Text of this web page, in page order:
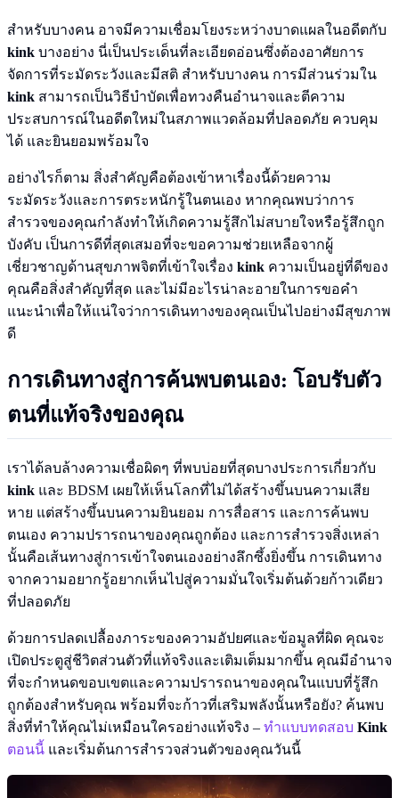
สำหรับบางคน อาจมีความเชื่อมโยงระหว่างบาดแผลในอดีตกับ
kink บางอย่าง นี่เป็นประเด็นที่ละเอียดอ่อนซึ่งต้องอาศัยการ
จัดการที่ระมัดระวังและมีสติ สำหรับบางคน การมีส่วนร่วมใน
kink สามารถเป็นวิธีบำบัดเพื่อทวงคืนอำนาจและตีความ
ประสบการณ์ในอดีตใหม่ในสภาพแวดล้อมที่ปลอดภัย ควบคุม
ได้ และยินยอมพร้อมใจ
อย่างไรก็ตาม สิ่งสำคัญคือต้องเข้าหาเรื่องนี้ด้วยความ
ระมัดระวังและการตระหนักรู้ในตนเอง หากคุณพบว่าการ
สำรวจของคุณกำลังทำให้เกิดความรู้สึกไม่สบายใจหรือรู้สึกถูก
บังคับ เป็นการดีที่สุดเสมอที่จะขอความช่วยเหลือจากผู้
เชี่ยวชาญด้านสุขภาพจิตที่เข้าใจเรื่อง kink ความเป็นอยู่ที่ดีของ
คุณคือสิ่งสำคัญที่สุด และไม่มีอะไรน่าละอายในการขอคำ
แนะนำเพื่อให้แน่ใจว่าการเดินทางของคุณเป็นไปอย่างมีสุขภาพ
ดี
การเดินทางสู่การค้นพบตนเอง: โอบรับตัว
ตนที่แท้จริงของคุณ
เราได้ลบล้างความเชื่อผิดๆ ที่พบบ่อยที่สุดบางประการเกี่ยวกับ
kink และ BDSM เผยให้เห็นโลกที่ไม่ได้สร้างขึ้นบนความเสีย
หาย แต่สร้างขึ้นบนความยินยอม การสื่อสาร และการค้นพบ
ตนเอง ความปรารถนาของคุณถูกต้อง และการสำรวจสิ่งเหล่า
นั้นคือเส้นทางสู่การเข้าใจตนเองอย่างลึกซึ้งยิ่งขึ้น การเดินทาง
จากความอยากรู้อยากเห็นไปสู่ความมั่นใจเริ่มต้นด้วยก้าวเดียว
ที่ปลอดภัย
ด้วยการปลดเปลื้องภาระของความอัปยศและข้อมูลที่ผิด คุณจะ
เปิดประตูสู่ชีวิตส่วนตัวที่แท้จริงและเติมเต็มมากขึ้น คุณมีอำนาจ
ที่จะกำหนดขอบเขตและความปรารถนาของคุณในแบบที่รู้สึก
ถูกต้องสำหรับคุณ พร้อมที่จะก้าวที่เสริมพลังนั้นหรือยัง? ค้นพบ
สิ่งที่ทำให้คุณไม่เหมือนใครอย่างแท้จริง – ทำแบบทดสอบ Kink
ตอนนี้ และเริ่มต้นการสำรวจส่วนตัวของคุณวันนี้